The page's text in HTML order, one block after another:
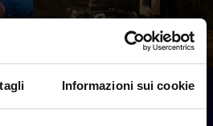
Informazioni sui cookie